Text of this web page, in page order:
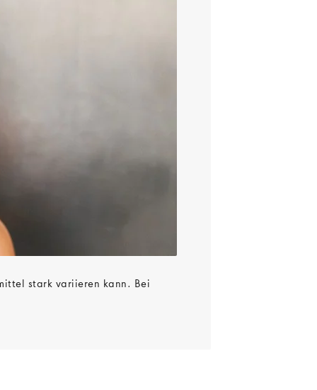
stark variieren kann. Bei